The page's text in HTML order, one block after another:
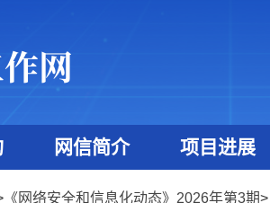
网信简介 项目进展
《网络安全和信息化动态》2026年第3期>